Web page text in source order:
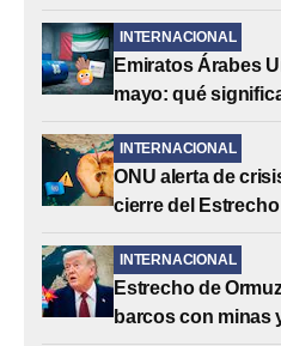
INTERNACIONAL
Emiratos Árabes
mayo: qué
INTERNACIONAL
ONU alerta de
cierre del
INTERNACIONAL
Estrecho de
barcos con minas